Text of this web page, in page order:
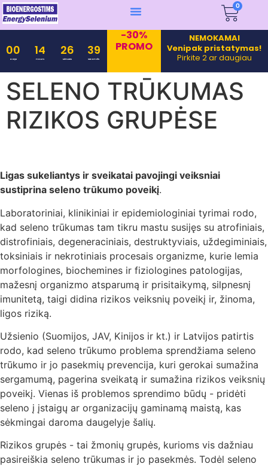
0
00
Days
14
Hours
26
Minutes
39
Seconds
-30%
PROMO
NEMOKAMAI
Venipak pristatymas!
Pirkite 2 ar daugiau
SELENO TRŪKUMAS
RIZIKOS GRUPĖSE
Ligas sukeliantys ir sveikatai pavojingi veiksniai
sustiprina seleno trūkumo poveikį.
Laboratoriniai, klinikiniai ir epidemiologiniai tyrimai rodo,
kad seleno trūkumas tam tikru mastu susijęs su atrofiniais,
distrofiniais, degeneraciniais, destruktyviais, uždegiminiais,
toksiniais ir nekrotiniais procesais organizme, kurie lemia
morfologines, biochemines ir fiziologines patologijas,
mažesnį organizmo atsparumą ir prisitaikymą, silpnesnį
imunitetą, taigi didina rizikos veiksnių poveikį ir, žinoma,
ligos riziką.
Užsienio (Suomijos, JAV, Kinijos ir kt.) ir Latvijos patirtis
rodo, kad seleno trūkumo problema sprendžiama seleno
trūkumo ir jo pasekmių prevencija, kuri gerokai sumažina
sergamumą, pagerina sveikatą ir sumažina rizikos veiksnių
poveikį. Vienas iš problemos sprendimo būdų - pridėti
seleno į įstaigų ar organizacijų gaminamą maistą, kas
sėkmingai daroma daugelyje šalių.
Rizikos grupės - tai žmonių grupės, kurioms vis dažniau
pasireiškia seleno trūkumas ir jo pasekmės. Todėl seleno